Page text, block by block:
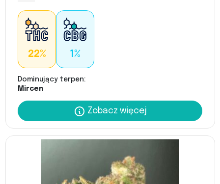
22% 1%
Dominujący terpen:
Mircen
Zobacz więcej